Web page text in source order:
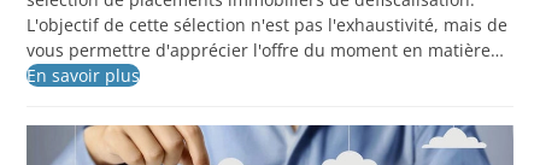
L'objectif de cette sélection n'est pas l'exhaustivité, mais de
vous permettre d'apprécier l'offre du moment en matière…
En savoir plus